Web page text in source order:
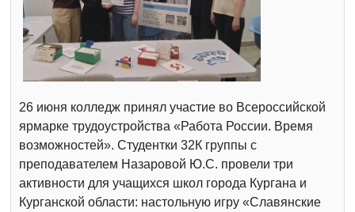
26 июня колледж принял участие во Всероссийской
ярмарке трудоустройства «Работа России. Время
возможностей». Студентки 32К группы с
преподавателем Назаровой Ю.С. провели три
активности для учащихся школ города Кургана и
Курганской области: настольную игру «Славянские